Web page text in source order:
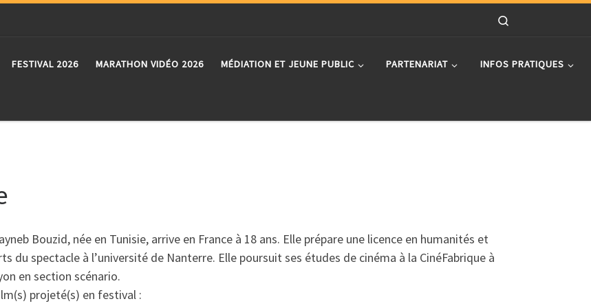
FESTIVAL 2026 MARATHON VIDÉO 2026 MÉDIATION ET JEUNE PUBLIC PARTENARIAT INFOS PRATIQUES
Bouzid, née en Tunisie, arrive en France à 18 ans. Elle prépare une licence en humanités et
du spectacle à l’université de Nanterre. Elle poursuit ses études de cinéma à la CinéFabrique à
en section scénario.
projeté(s) en festival :